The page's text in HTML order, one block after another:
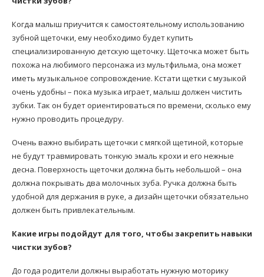
Когда малыш приучится к самостоятельному использованию
зубной щеточки, ему необходимо будет купить
специализированную детскую щеточку. Щеточка может быть
похожа на любимого персонажа из мультфильма, она может
иметь музыкальное сопровождение. Кстати щетки с музыкой
очень удобны – пока музыка играет, малыш должен чистить
зубки. Так он будет ориентироваться по времени, сколько ему
нужно проводить процедуру.
Очень важно выбирать щеточки с мягкой щетиной, которые
не будут травмировать тонкую эмаль крохи и его нежные
десна. Поверхность щеточки должна быть небольшой – она
должна покрывать два молочных зуба. Ручка должна быть
удобной для держания в руке, а дизайн щеточки обязательно
должен быть привлекательным.
Какие игры подойдут для того, чтобы закрепить навыки
чистки зубов?
До года родители должны выработать нужную моторику